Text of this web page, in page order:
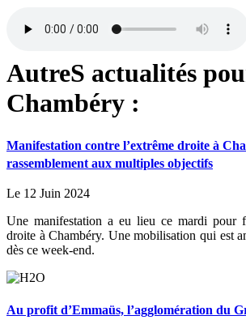
AutreS actualités
Chambéry :
Manifestation contre l’extrême droite à
rassemblement aux multiples objectifs
Le 12 Juin 2024
Une manifestation a eu lieu ce mardi pour
droite à Chambéry. Une mobilisation qui est
dès ce week-end.
Au profit d’Emmaüs, l’agglomération du